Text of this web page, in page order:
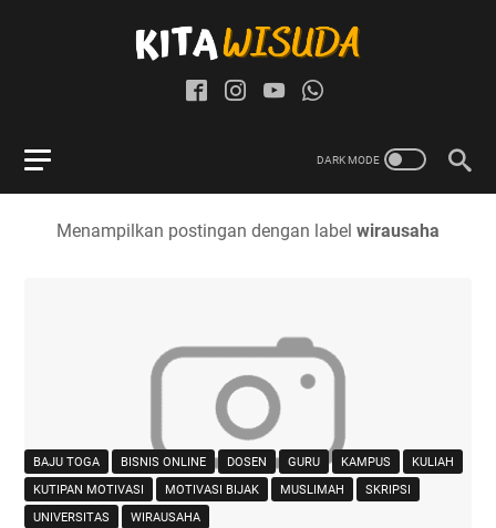
Menampilkan postingan dengan label wirausaha
BAJU TOGA BISNIS ONLINE DOSEN GURU KAMPUS
KULIAH
KUTIPAN MOTIVASI
MOTIVASI BIJAK MUSLIMAH
SKRIPSI
UNIVERSITAS
WIRAUSAHA